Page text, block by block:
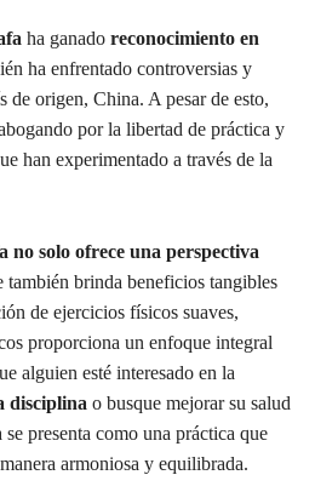
ha ganado reconocimiento en
ha enfrentado controversias y
de origen, China. A pesar de esto,
por la libertad de práctica y
han experimentado a través de la
no solo ofrece una perspectiva
también brinda beneficios tangibles
de ejercicios físicos suaves,
proporciona un enfoque integral
alguien esté interesado en la
disciplina o busque mejorar su salud
presenta como una práctica que
armoniosa y equilibrada.